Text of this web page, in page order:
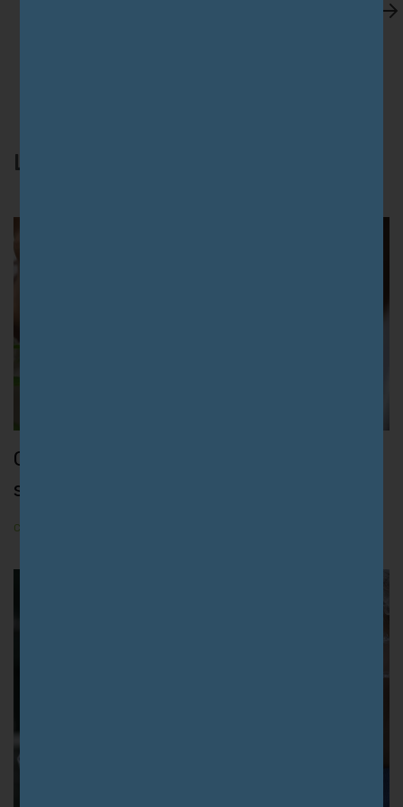
LEIA TAMBÉM
Como o canabidiol pode atuar no
sistema imunológico?
CANNABIS MEDICINAL